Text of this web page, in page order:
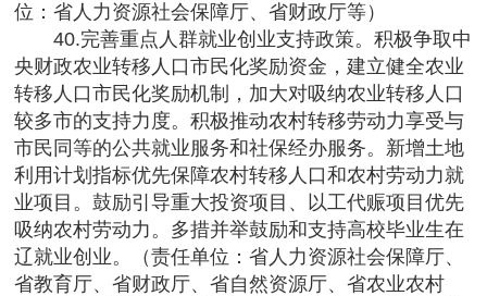
位：省人力资源社会保障厅、省财政厅等）
40.完善重点人群就业创业支持政策。积极争取中
央财政农业转移人口市民化奖励资金，建立健全农业
转移人口市民化奖励机制，加大对吸纳农业转移人口
较多市的支持力度。积极推动农村转移劳动力享受与
市民同等的公共就业服务和社保经办服务。新增土地
利用计划指标优先保障农村转移人口和农村劳动力就
业项目。鼓励引导重大投资项目、以工代赈项目优先
吸纳农村劳动力。多措并举鼓励和支持高校毕业生在
辽就业创业。（责任单位：省人力资源社会保障厅、
省教育厅、省财政厅、省自然资源厅、省农业农村